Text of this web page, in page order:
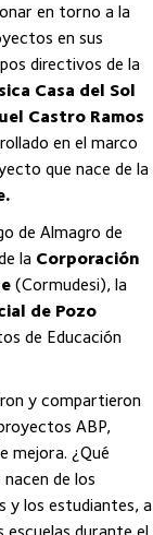
en torno a la
en sus
directivos de la
Casa del Sol
Castro Ramos
en el marco
que nace de la
de Almagro de
la Corporación
(Cormudesi), la
de Pozo
de Educación
y compartieron
ABP,
mejora. ¿Qué
de los
y los estudiantes, a